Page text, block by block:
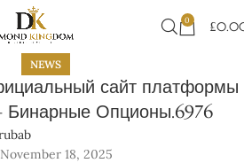
0 £
NEWS
сайт платформы
Бинарные Опционы.6976
18, 2025